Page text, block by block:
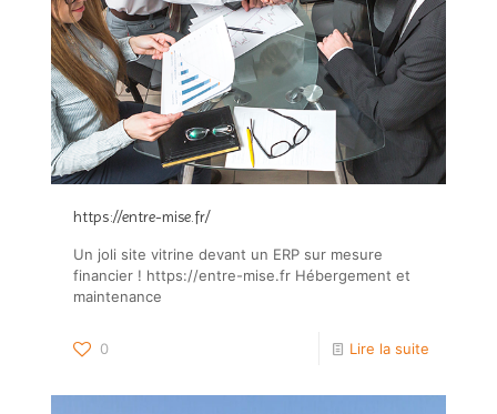
https://entre-mise.fr/
Un joli site vitrine devant un ERP sur mesure
financier ! https://entre-mise.fr Hébergement et
maintenance
0 Lire la suite